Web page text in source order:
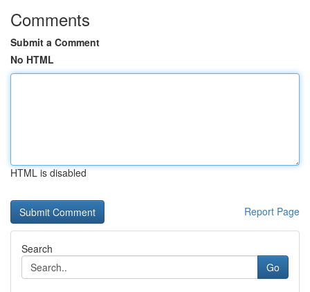
Comments
Submit a Comment
No HTML
HTML is disabled
Report Page
Search
Go